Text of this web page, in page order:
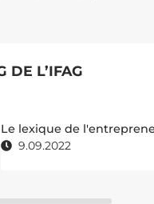
DE L’IFAG
Le lexique de
9.09.2022